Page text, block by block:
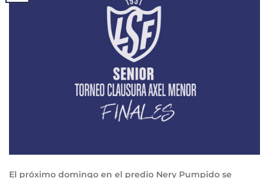
El próximo domingo en el predio Nery Pumpido se